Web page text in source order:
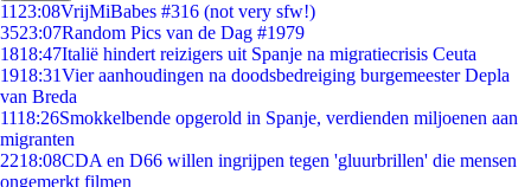
11 23:08VrijMiBabes #316 (not very sfw!)
3523:07Random Pics van de Dag #1979
1818:47Italië hindert reizigers uit Spanje na migratiecrisis Ceuta
1918:31Vier aanhoudingen na doodsbedreiging burgemeester Depla
van Breda
1118:26Smokkelbende opgerold in Spanje, verdienden miljoenen aan
migranten
2218:08CDA en D66 willen ingrijpen tegen 'gluurbrillen' die mensen
ongemerkt filmen